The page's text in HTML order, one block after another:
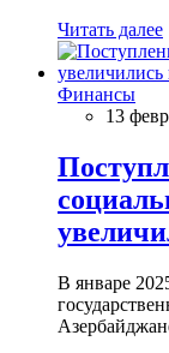
Читать далее
Финансы
13
В январе